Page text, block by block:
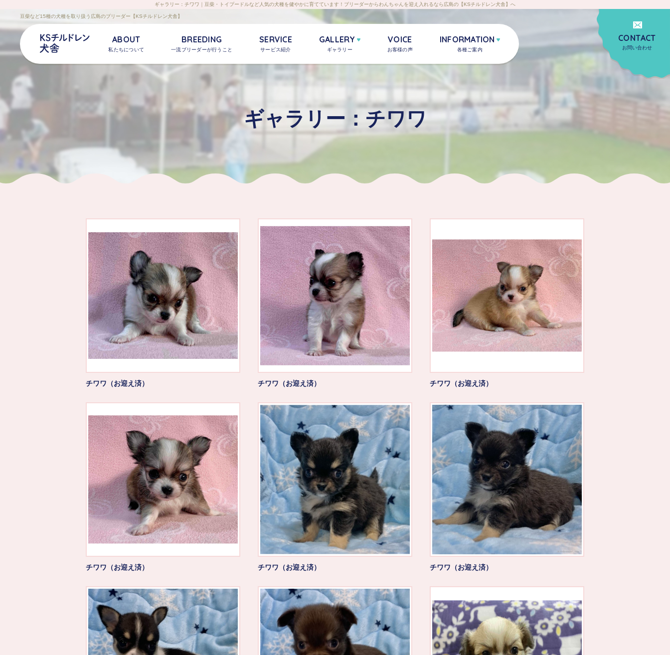
ギャラリー：チワワ ｜豆柴・トイプードルなど人気の犬種を健やかに育てています！ブリーダーからわんちゃんを迎え入れるなら広島の【KSチルドレン犬舎】へ
豆柴など15種の犬種を取り扱う広島のブリーダー【KSチルドレン犬舎】
ABOUT
私たちについて
BREEDING
一流 ブリーダーが行うこと
SERVICE
サービス紹介
GALLERY
ギャラリー
すべての犬種 豆柴 チワワ ミニチュアシュナウザー
VOICE
お客様の声
INFORMATION
各種ご案内
CONTACT
お問い合わせ
ギャラリー：チワワ
チワワ（お迎え済） チワワ（お迎え済） チワワ（お迎え済）
チワワ（お迎え済） チワワ（お迎え済） チワワ（お迎え済）